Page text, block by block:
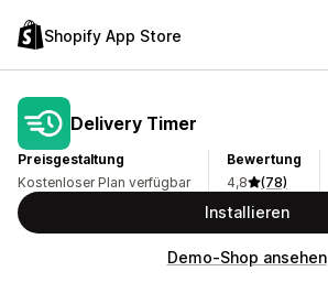
Shopify App Store
Delivery Timer
Preisgestaltung
Kostenloser Plan verfügbar
Bewertung
4,8
(78)
Installieren
Demo-Shop ansehen